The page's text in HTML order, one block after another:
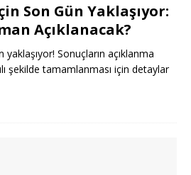
Son Gün Yaklaşıyor:
Açıklanacak?
Sonuçların açıklanma
şekilde tamamlanması için detaylar